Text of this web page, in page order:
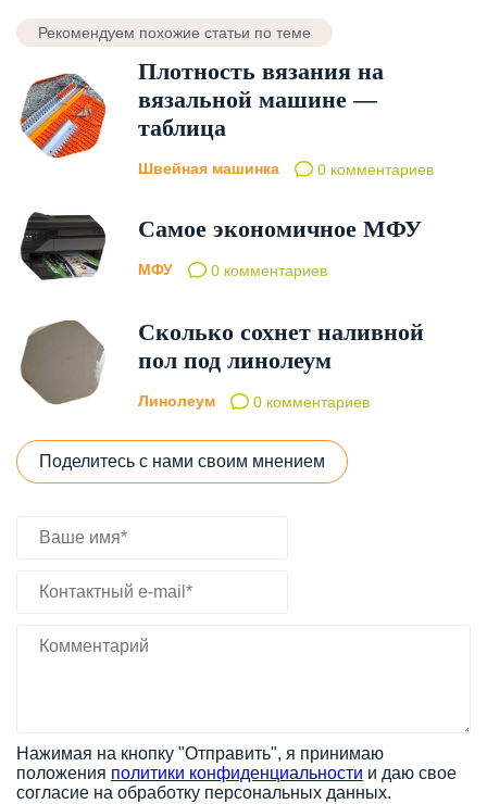
Рекомендуем похожие статьи по теме
Плотность вязания на
вязальной машине —
таблица
Швейная машинка 0 комментариев
Самое экономичное МФУ
МФУ 0 комментариев
Сколько сохнет наливной
пол под линолеум
Линолеум 0 комментариев
Поделитесь с нами своим мнением
Нажимая на кнопку "Отправить", я принимаю
положения политики конфиденциальности и даю свое
согласие на обработку персональных данных.